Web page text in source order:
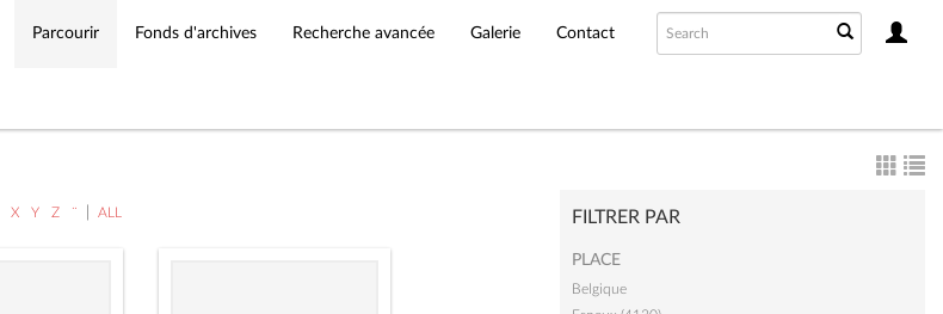
Parcourir Fonds d'archives Recherche avancée Galerie Contact
X Y Z ¨ ALL FILTRER PAR
PLACE
Belgique